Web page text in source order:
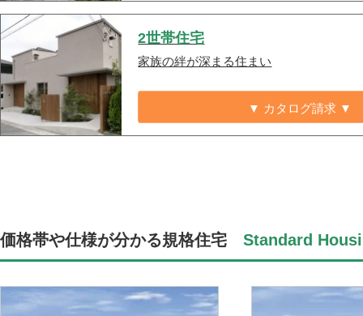
2世帯住宅
家族の絆が深まる住まい
▼ カタログ請求 ▼
価格帯や仕様が分かる規格住宅 Standard